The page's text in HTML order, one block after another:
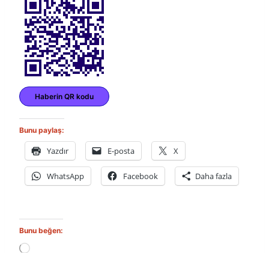
Haberin QR kodu
Bunu paylaş:
Yazdır E-posta X
WhatsApp Facebook Daha fazla
Bunu beğen:
Y